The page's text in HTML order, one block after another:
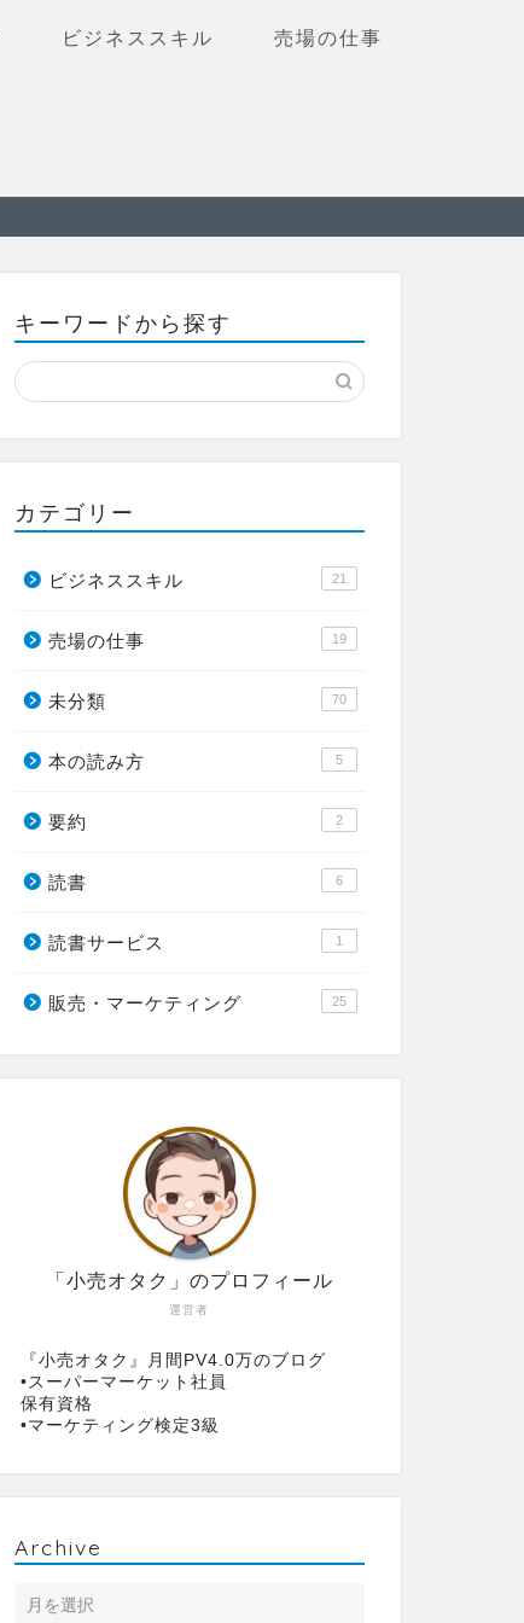
ビジネススキル 売場の仕事
キーワードから探す
カテゴリー
ビジネススキル 21
売場の仕事 19
未分類 70
本の読み方 5
要約 2
読書 6
読書サービス 1
販売・マーケティング 25
運営者
「小売オタク」のプロフィール
『小売オタク』月間PV4.0万のブログ
•スーパーマーケット社員
保有資格
•マーケティング検定3級
Archive